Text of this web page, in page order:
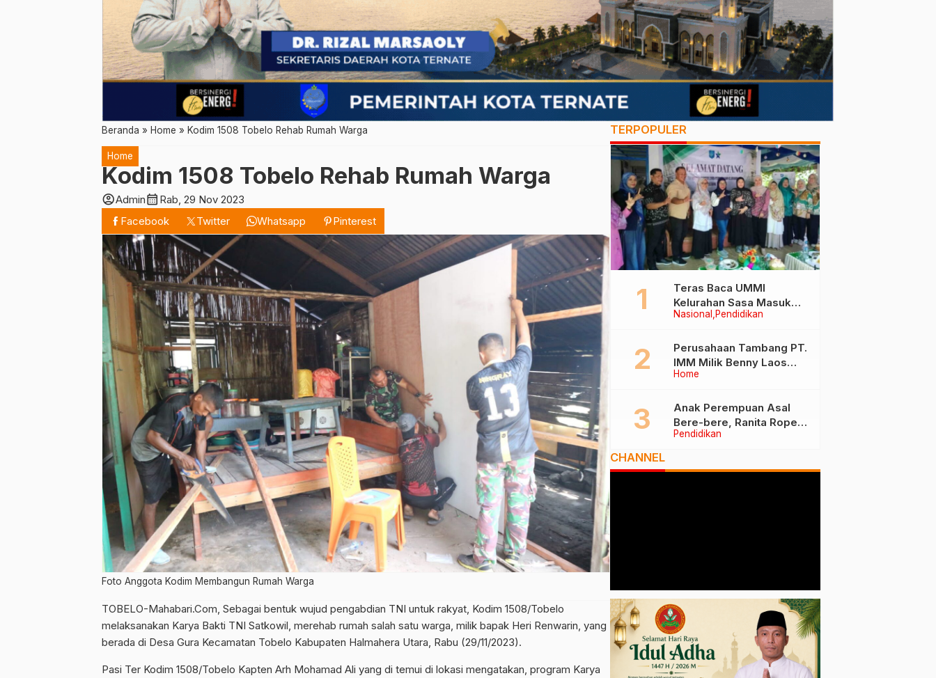
Beranda » Home » Kodim 1508 Tobelo Rehab Rumah Warga
Home
Kodim 1508 Tobelo Rehab Rumah Warga
account_circleAdmincalendar_month Rab, 29 Nov 2023
Facebook
Twitter Whatsapp Pinterest
Foto Anggota Kodim Membangun Rumah Warga
TOBELO-Mahabari.Com, Sebagai bentuk wujud pengabdian TNI untuk rakyat, Kodim 1508/Tobelo
melaksanakan Karya Bakti TNI Satkowil, merehab rumah salah satu warga, milik bapak Heri Renwarin, yang
berada di Desa Gura Kecamatan Tobelo Kabupaten Halmahera Utara, Rabu (29/11/2023).
Pasi Ter Kodim 1508/Tobelo Kapten Arh Mohamad Ali yang di temui di lokasi mengatakan, program Karya
TERPOPULER
Nasional Pendidikan
Teras Baca UMMI
Kelurahan Sasa Masuk
Tiga Besar Nasional, Tim
Ternate
Home
Perusahaan Tambang PT.
IMM Milik Benny Laos
Diduga Tak Miliki Izin HPH
Pendidikan
Anak Perempuan Asal
Bere-bere, Ranita Rope
Dikukuhkan Sebagai Guru
CHANNEL